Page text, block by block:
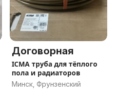
Договорная
ICMA труба для тёплого
пола и радиаторов
Минск, Фрунзенский